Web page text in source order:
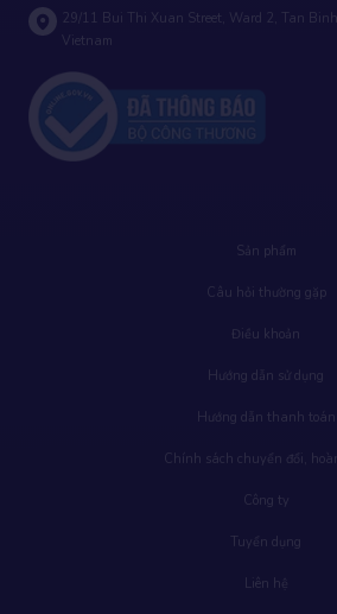
29/11 Bui Thi Xuan Street, Ward 2, Tan
Vietnam
Sản phẩm
Câu hỏi thường gặp
Điều khoản
Hướng dẫn sử dụng
Hướng dẫn thanh toán
Chính sách chuyển đổi,
Công ty
Tuyển dụng
Liên hệ